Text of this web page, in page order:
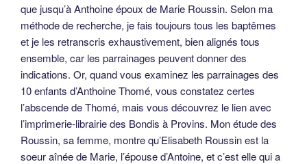
que jusqu’à Anthoine époux de Marie Roussin. Selon ma
méthode de recherche, je fais toujours tous les baptêmes
et je les retranscris exhaustivement, bien alignés tous
ensemble, car les parrainages peuvent donner des
indications. Or, quand vous examinez les parrainages des
10 enfants d’Anthoine Thomé, vous constatez certes
l’abscende de Thomé, mais vous découvrez le lien avec
l’imprimerie-librairie des Bondis à Provins. Mon étude des
Roussin, sa femme, montre qu’Elisabeth Roussin est la
soeur aînée de Marie, l’épouse d’Antoine, et c’est elle qui a